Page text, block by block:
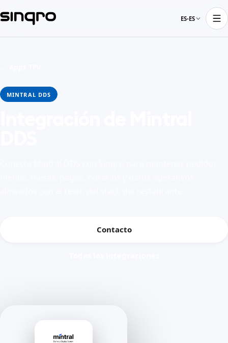
ES-ES
MINTRAL DDS
Contacto